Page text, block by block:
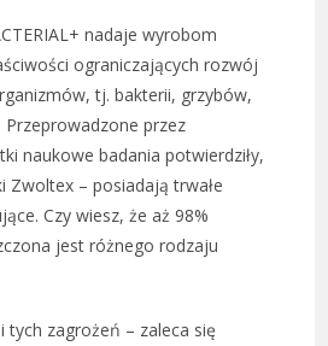
nadaje wyrobom
ograniczających rozwój
tj. bakterii, grzybów,
przez
naukowe badania potwierdziły,
Zwoltex – posiadają trwałe
Czy wiesz, że aż 98%
jest różnego rodzaju
tych zagrożeń – zaleca się